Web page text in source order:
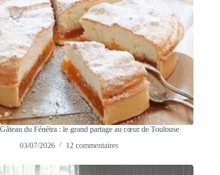
Gâteau du Fénétra : le grand partage au cœur de Toulouse
03/07/2026
12 commentaires